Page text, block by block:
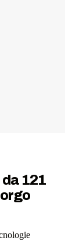
121